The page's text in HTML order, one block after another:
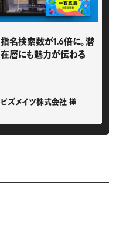
指名検索数が1.6倍に。潜
在層にも魅力が伝わる
ビズメイツ株式会社 様